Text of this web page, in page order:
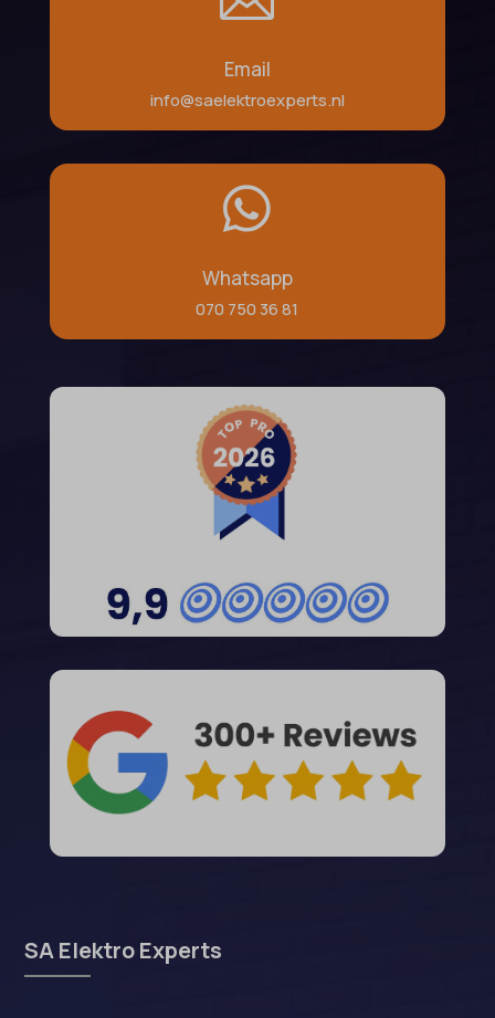
Email
info@saelektroexperts.nl

Whatsapp
070 750 36 81
SA Elektro Experts